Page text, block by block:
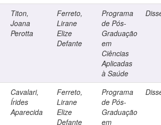
Titon,
Joana
Perotta
Ferreto,
Lirane
Elize
Defante
Programa
de Pós-
Graduação
em
Ciências
Aplicadas
à Saúde
Cavalari,
Írides
Aparecida
Ferreto,
Lirane
Elize
Defante
Programa
de Pós-
Graduação
em